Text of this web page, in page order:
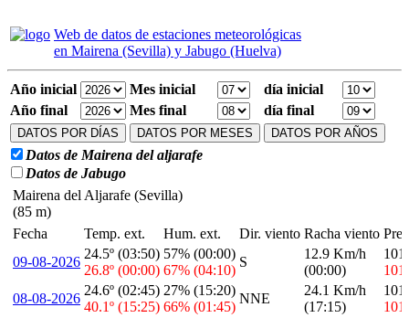
Web de datos de estaciones meteorológicas
en Mairena (Sevilla) y Jabugo (Huelva)
Año inicial Mes inicial
día inicial
Año final
Mes final día final
DATOS POR DÍAS DATOS POR MESES DATOS POR AÑOS
Datos de Mairena del aljarafe
Datos de Jabugo
Mairena del Aljarafe (Sevilla)
(85 m)
Fecha
Temp. ext. Hum. ext. Dir. viento Racha viento
09-08-2026
24.5º (03:50)
26.8º (00:00)
57% (00:00)
67% (04:10)
S
12.9 Km/h
(00:00)
08-08-2026
24.6º (02:45)
40.1º (15:25)
27% (15:20)
66% (01:45)
NNE
24.1 Km/h
(17:15)